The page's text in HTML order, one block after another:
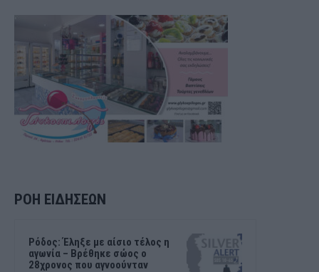
ΡΟΗ ΕΙΔΗΣΕΩΝ
Ρόδος: Έληξε με αίσιο τέλος η
αγωνία – Βρέθηκε σώος ο
28χρονος που αγνοούνταν